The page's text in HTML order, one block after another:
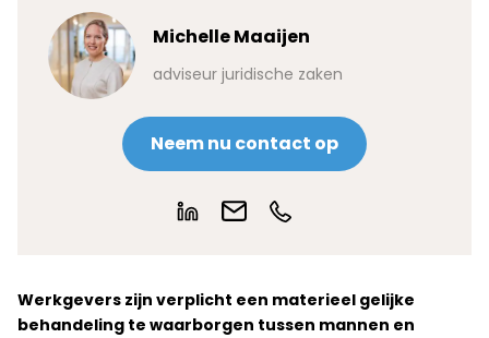
Michelle Maaijen
adviseur juridische zaken
Neem nu contact op
Werkgevers zijn verplicht een materieel gelijke
behandeling te waarborgen tussen mannen en